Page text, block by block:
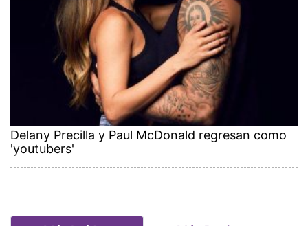
Delany Precilla y Paul McDonald regresan como
'youtubers'